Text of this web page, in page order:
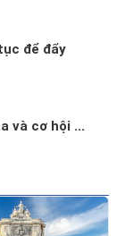
để đẩy
và cơ hội ...